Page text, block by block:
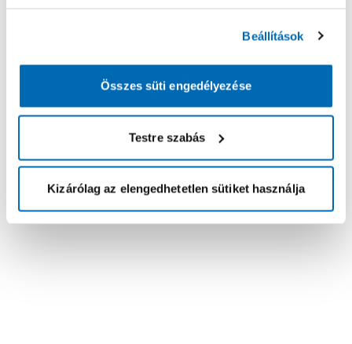
Beállítások
Összes süti engedélyezése
Testre szabás
Kizárólag az elengedhetetlen sütiket használja